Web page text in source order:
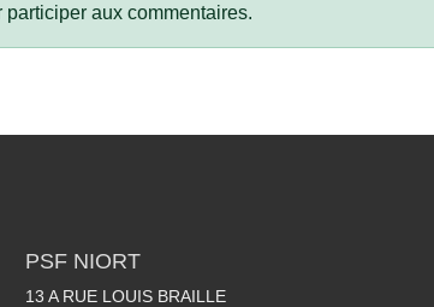
participer aux commentaires.
PSF NIORT
13 A RUE LOUIS BRAILLE